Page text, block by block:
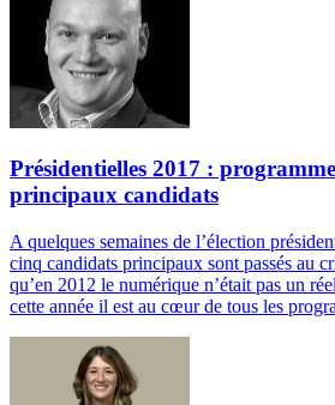
Présidentielles 2017 :
principaux candidats
A quelques semaines de l’élection
cinq candidats principaux sont passés au
qu’en 2012 le numérique n’était pas un
cette année il est au cœur de tous les